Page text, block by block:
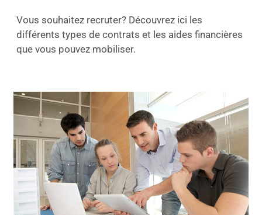
Vous souhaitez recruter? Découvrez ici les
différents types de contrats et les aides financières
que vous pouvez mobiliser.